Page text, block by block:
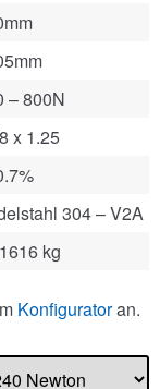
– 800N
x 1.25
304 – V2A
kg
Konfiguratoran.